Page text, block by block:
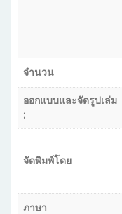
จำนวน
ออกแบบและจัดรูปเล่ม
:
จัดพิมพ์โดย
ภาษา